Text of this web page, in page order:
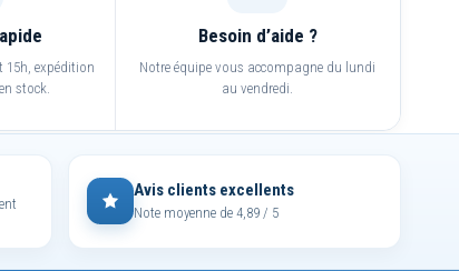
15h, expédition
stock.
Besoin d’aide ?
Notre équipe vous accompagne du lundi
au vendredi.
Avis clients excellents
Note moyenne de 4,89 / 5